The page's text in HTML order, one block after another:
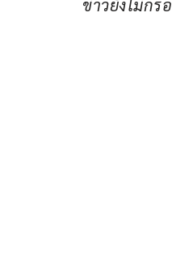
ข่าวยังไม่กร